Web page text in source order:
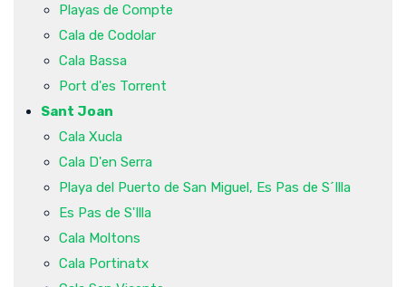
Playas de Compte
Cala de Codolar
Cala Bassa
Port d'es Torrent
Sant Joan
Cala Xucla
Cala D'en Serra
Playa del Puerto de San Miguel, Es Pas de S´Illa
Es Pas de S'Illa
Cala Moltons
Cala Portinatx